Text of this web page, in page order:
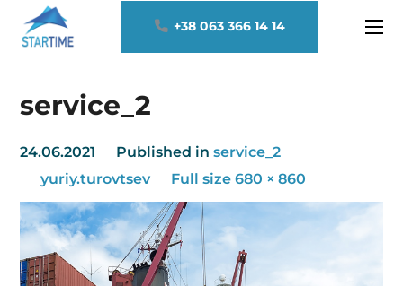
+38 063 366 14 14
service_2
24.06.2021 Published inservice_2
yuriy.turovtsev
Full size 680 × 860